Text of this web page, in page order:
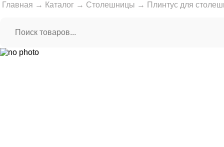
Главная → Каталог → Столешницы → Плинтус для